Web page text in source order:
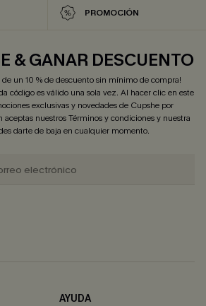
PROMOCIÓN
& GANAR DESCUENTO
de un 10 % de descuento sin mínimo de compra!
código es válido una sola vez. Al hacer clic en este
exclusivas y novedades de Cupshe por
aceptas nuestrosTérminos y condicionesy nuestra
darte de baja en cualquier momento.
AYUDA